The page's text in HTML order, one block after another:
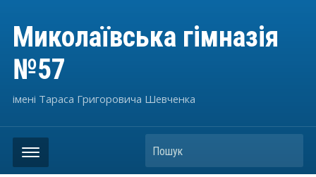
Миколаївська гімназія
№57
імені Тараса Григоровича Шевченка
Пошук